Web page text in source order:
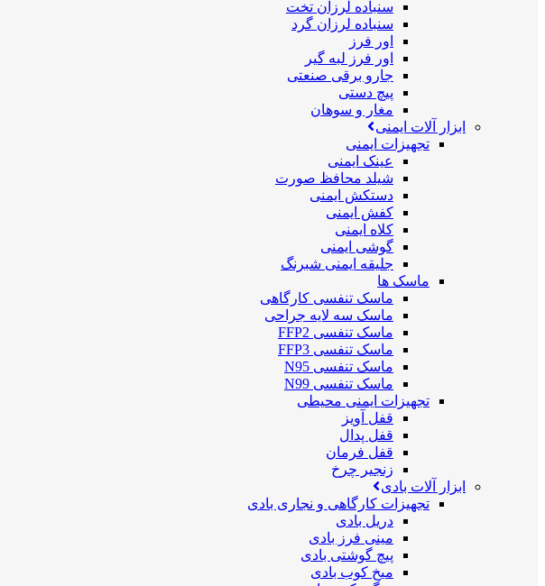
سنباده لرزان تخت
سنباده لرزان گرد
اور فرز
اور فرز لبه گیر
جارو برقی صنعتی
پیچ دستی
مغار و سوهان
ابزار آلات ایمنی
تجهیزات ایمنی
عینک ایمنی
شیلد محافظ صورت
دستکش ایمنی
کفش ایمنی
کلاه ایمنی
گوشی ایمنی
جلیقه ایمنی شبرنگ
ماسک ها
ماسک تنفسی کارگاهی
ماسک سه لایه جراحی
ماسک تنفسی FFP2
ماسک تنفسی FFP3
ماسک تنفسی N95
ماسک تنفسی N99
تجهیزات ایمنی محیطی
قفل آویز
قفل پدال
قفل فرمان
زنجیر چرخ
ابزار آلات بادی
تجهیزات کارگاهی و نجاری بادی
دریل بادی
مینی فرز بادی
پیچ گوشتی بادی
میخ کوب بادی